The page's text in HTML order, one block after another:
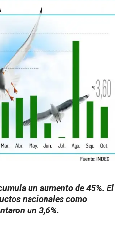
un aumento de 45%. El
nacionales como
un 3,6%.